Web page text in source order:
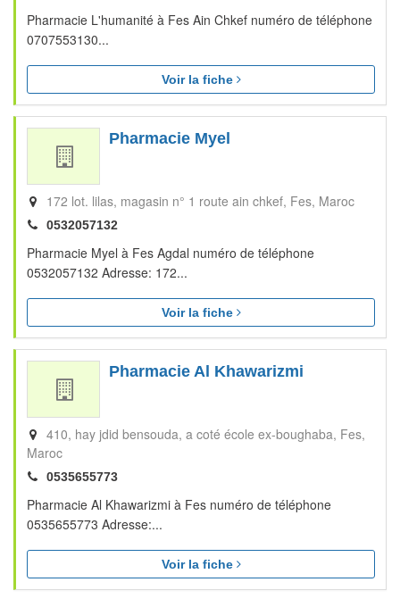
Pharmacie L'humanité à Fes Ain Chkef numéro de téléphone
0707553130...
Voir la fiche
Pharmacie Myel
172 lot. lilas, magasin n° 1 route ain chkef Fes Maroc
0532057132
Pharmacie Myel à Fes Agdal numéro de téléphone
0532057132 Adresse: 172...
Voir la fiche
Pharmacie Al Khawarizmi
410, hay jdid bensouda, a coté école ex-boughaba Fes
Maroc
0535655773
Pharmacie Al Khawarizmi à Fes numéro de téléphone
0535655773 Adresse:...
Voir la fiche